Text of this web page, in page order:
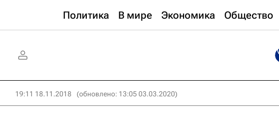
Политика В мире Экономика Общество
19:11 18.11.2018 (обновлено: 13:05 03.03.2020)